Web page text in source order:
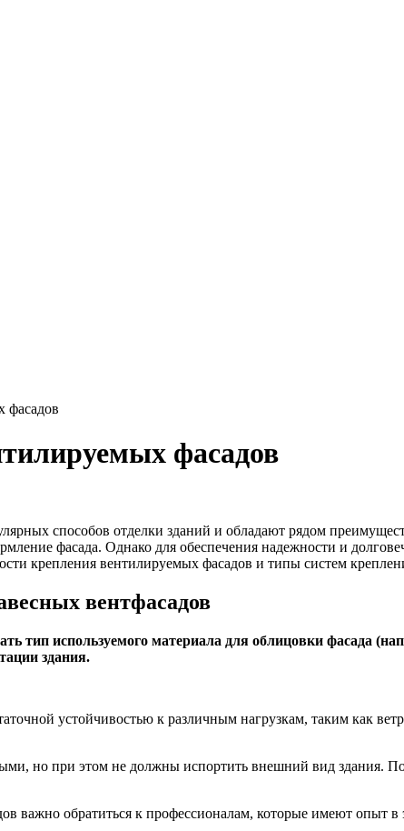
фасадов
фасадов
способов отделки зданий и обладают рядом
фасада. Однако для обеспечения надежности и
крепления вентилируемых фасадов и типы систем
вентфасадов
тип используемого материала для облицовки фасада
здания.
устойчивостью к различным нагрузкам, таким как
но при этом не должны испортить внешний вид здания.
важно обратиться к профессионалам, которые имеют опыт